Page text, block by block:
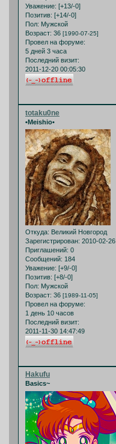
Уважение: [+13/-0]
Позитив: [+14/-0]
Пол: Мужской
Возраст: 36 [1990-07-25]
Провел на форуме:
5 дней 3 часа
Последний визит:
2011-12-20 00:05:30
totaku0ne
•Meishio•
Откуда: Великий Новгород
Зарегистрирован: 2010-02-26
Приглашений: 0
Сообщений: 184
Уважение: [+9/-0]
Позитив: [+8/-0]
Пол: Мужской
Возраст: 36 [1989-11-05]
Провел на форуме:
1 день 10 часов
Последний визит:
2011-11-30 14:47:49
Hakufu
Basics~